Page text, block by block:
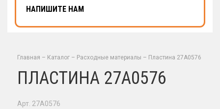
НАПИШИТЕ НАМ
Главная – Каталог – Расходные материалы – Пластина 27A0576
ПЛАСТИНА 27A0576
Арт. 27A0576